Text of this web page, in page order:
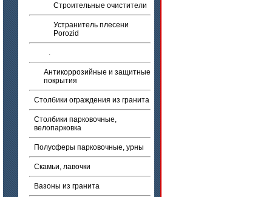
Строительные очистители
Устранитель плесени
Porozid
.
Антикоррозийные и защитные
покрытия
Столбики ограждения из гранита
Столбики парковочные,
велопарковка
Полусферы парковочные, урны
Скамьи, лавочки
Вазоны из гранита